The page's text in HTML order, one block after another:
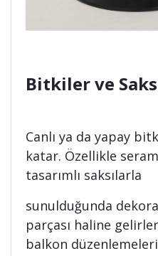
Bitkiler ve
Canlı ya da yapay
katar. Özellikle
tasarımlı saksılarla
sunulduğunda
parçası haline
balkon düzenlemeleri